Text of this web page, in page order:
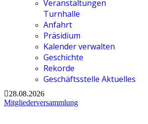
Veranstaltungen
Turnhalle
Anfahrt
Präsidium
Kalender verwalten
Geschichte
Rekorde
Geschäftsstelle Aktuelles
28.08.2026
Mitgliederversammlung